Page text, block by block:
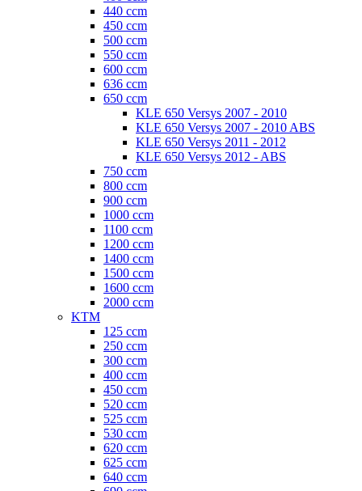
440 ccm
450 ccm
500 ccm
550 ccm
600 ccm
636 ccm
650 ccm
KLE 650 Versys 2007 - 2010
KLE 650 Versys 2007 - 2010 ABS
KLE 650 Versys 2011 - 2012
KLE 650 Versys 2012 - ABS
750 ccm
800 ccm
900 ccm
1000 ccm
1100 ccm
1200 ccm
1400 ccm
1500 ccm
1600 ccm
2000 ccm
KTM
125 ccm
250 ccm
300 ccm
400 ccm
450 ccm
520 ccm
525 ccm
530 ccm
620 ccm
625 ccm
640 ccm